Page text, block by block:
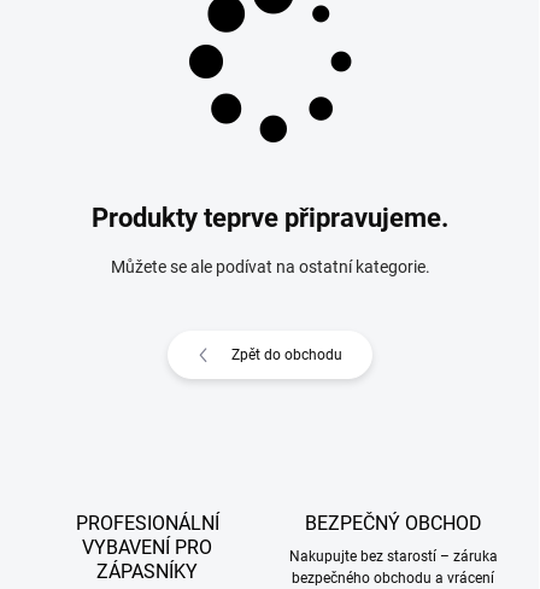
Produkty teprve připravujeme.
Můžete se ale podívat na ostatní kategorie.
Zpět do obchodu
PROFESIONÁLNÍ
VYBAVENÍ PRO
ZÁPASNÍKY
BEZPEČNÝ OBCHOD
Nakupujte bez starostí – záruka
bezpečného obchodu a vrácení